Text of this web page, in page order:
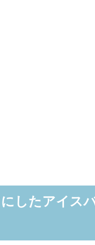
したアイス